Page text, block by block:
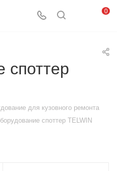
0
споттер
для кузовного ремонта
споттер TELWIN